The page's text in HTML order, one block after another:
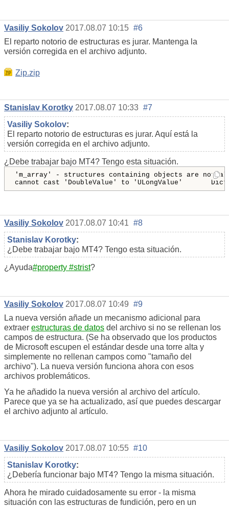
Vasiliy Sokolov 2017.08.07 10:15 #6
El reparto notorio de estructuras es jurar. Mantenga la
versión corregida en el archivo adjunto.
Zip.zip
Stanislav Korotky 2017.08.07 10:33 #7
Vasiliy Sokolov:
El reparto notorio de estructuras es jurar. Aquí está la
versión corregida en el archivo adjunto.
¿Debe trabajar bajo MT4? Tengo esta situación.
'm_array' - structures containing objects are not
Vasiliy Sokolov 2017.08.07 10:41 #8
Stanislav Korotky:
¿Debe trabajar bajo MT4? Tengo esta situación.
¿Ayuda#property #strist?
Vasiliy Sokolov 2017.08.07 10:49 #9
La nueva versión añade un mecanismo adicional para
extraer estructuras de datos del archivo si no se rellenan los
campos de estructura. (Se ha observado que los productos
de Microsoft escupen el estándar desde una torre alta y
simplemente no rellenan campos como "tamaño del
archivo"). La nueva versión funciona ahora con esos
archivos problemáticos.
Ya he añadido la nueva versión al archivo del artículo.
Parece que ya se ha actualizado, así que puedes descargar
el archivo adjunto al artículo.
Vasiliy Sokolov 2017.08.07 10:55 #10
Stanislav Korotky:
¿Debería funcionar bajo MT4? Tengo la misma situación.
Ahora he mirado cuidadosamente su error - la misma
situación con las estructuras de fundición, pero en un